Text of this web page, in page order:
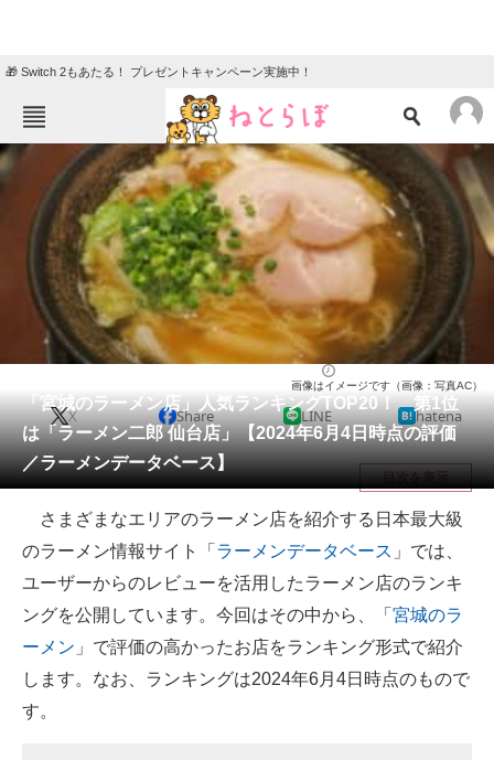
🎁 Switch 2もあたる！ プレゼントキャンペーン実施中！
ねとらぼメニュー
エンタメ クイズ
地域
住まい 教育・育児
リサーチ
会員記事
メディア
注目記事を集めた総合ページ
ITの今と未来を見通す
スマホと通信の最新トレンド
進化するPCとデバイスの未来
好きが集まる 比べて選べる
「宮城のラーメン店」人気ランキングTOP20！ 第1位
は「ラーメン二郎 仙台店」【2024年6月4日時点の評価
／ラーメンデータベース】
画像はイメージです（画像：写真AC）
X Share LINE hatena
目次を表示
さまざまなエリアのラーメン店を紹介する日本最大級
のラーメン情報サイト「 ラーメンデータベース 」では、
ユーザーからのレビューを活用したラーメン店のランキ
ングを公開しています。今回はその中から、「 宮城のラ
ーメン 」で評価の高かったお店をランキング形式で紹介
します。なお、ランキングは2024年6月4日時点のもので
す。